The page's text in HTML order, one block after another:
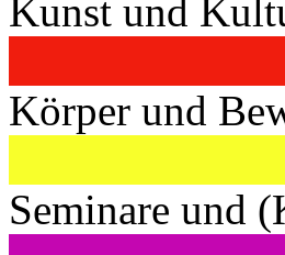
Kunst und
Körper und
Seminare und